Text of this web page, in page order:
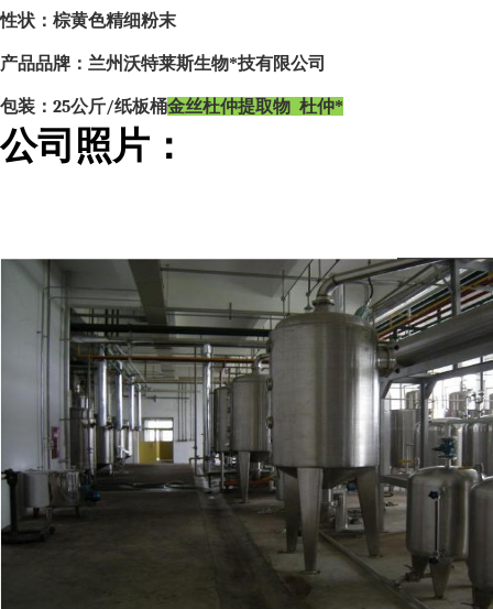
性状：棕黄色精细粉末
产品品牌：兰州沃特莱斯生物*技有限公司
包装： 25公斤/纸板桶金丝杜仲提取物 杜仲*
公司照片：